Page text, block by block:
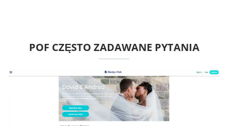
POF CZĘSTO ZADAWANE PYTANIA